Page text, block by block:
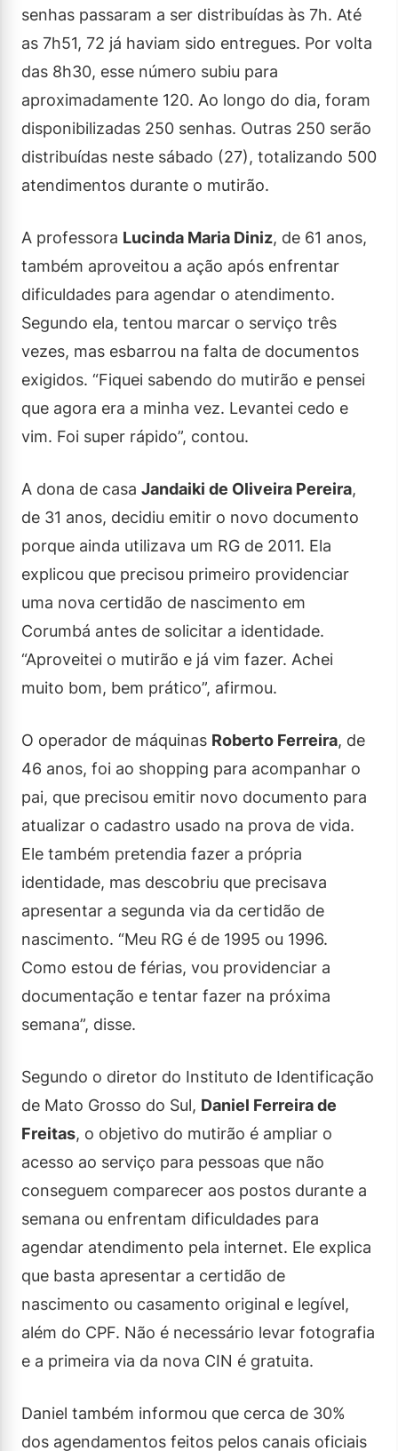
senhas passaram a ser distribuídas às 7h. Até
as 7h51, 72 já haviam sido entregues. Por volta
das 8h30, esse número subiu para
aproximadamente 120. Ao longo do dia, foram
disponibilizadas 250 senhas. Outras 250 serão
distribuídas neste sábado (27), totalizando 500
atendimentos durante o mutirão.
A professora Lucinda Maria Diniz, de 61 anos,
também aproveitou a ação após enfrentar
dificuldades para agendar o atendimento.
Segundo ela, tentou marcar o serviço três
vezes, mas esbarrou na falta de documentos
exigidos. “Fiquei sabendo do mutirão e pensei
que agora era a minha vez. Levantei cedo e
vim. Foi super rápido”, contou.
A dona de casa Jandaiki de Oliveira Pereira,
de 31 anos, decidiu emitir o novo documento
porque ainda utilizava um RG de 2011. Ela
explicou que precisou primeiro providenciar
uma nova certidão de nascimento em
Corumbá antes de solicitar a identidade.
“Aproveitei o mutirão e já vim fazer. Achei
muito bom, bem prático”, afirmou.
O operador de máquinas Roberto Ferreira, de
46 anos, foi ao shopping para acompanhar o
pai, que precisou emitir novo documento para
atualizar o cadastro usado na prova de vida.
Ele também pretendia fazer a própria
identidade, mas descobriu que precisava
apresentar a segunda via da certidão de
nascimento. “Meu RG é de 1995 ou 1996.
Como estou de férias, vou providenciar a
documentação e tentar fazer na próxima
semana”, disse.
Segundo o diretor do Instituto de Identificação
de Mato Grosso do Sul, Daniel Ferreira de
Freitas, o objetivo do mutirão é ampliar o
acesso ao serviço para pessoas que não
conseguem comparecer aos postos durante a
semana ou enfrentam dificuldades para
agendar atendimento pela internet. Ele explica
que basta apresentar a certidão de
nascimento ou casamento original e legível,
além do CPF. Não é necessário levar fotografia
e a primeira via da nova CIN é gratuita.
Daniel também informou que cerca de 30%
dos agendamentos feitos pelos canais oficiais